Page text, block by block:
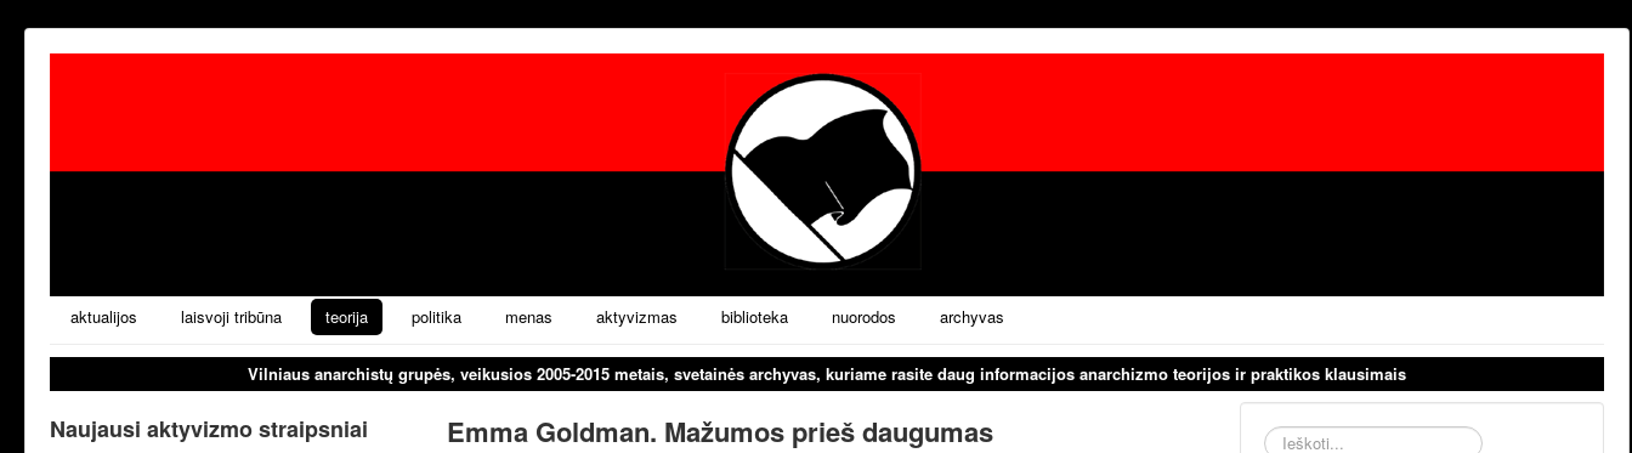
aktualijos laisvoji tribūna teorija politika menas aktyvizmas biblioteka nuorodos archyvas
Vilniaus anarchistų grupės, veikusios 2005-2015 metais, svetainės archyvas, kuriame rasite daug informacijos anarchizmo teorijos ir praktikos klausimais
Naujausi aktyvizmo straipsniai Emma Goldman. Mažumos prieš daugumas Ieškoti...